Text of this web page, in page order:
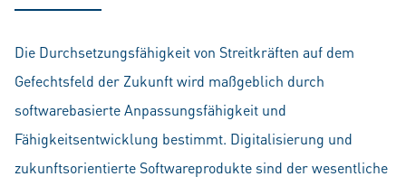
Die Durchsetzungsfähigkeit von Streitkräften auf dem
Gefechtsfeld der Zukunft wird maßgeblich durch
softwarebasierte Anpassungsfähigkeit und
Fähigkeitsentwicklung bestimmt. Digitalisierung und
zukunftsorientierte Softwareprodukte sind der wesentliche